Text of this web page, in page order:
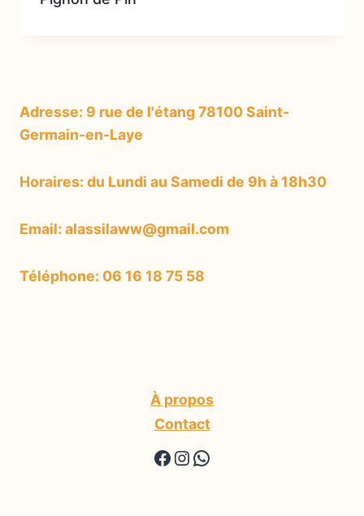
Adresse: 9 rue de l'étang 78100 Saint-
Germain-en-Laye
Horaires: du Lundi au Samedi de 9h à 18h30
Email: alassilaww@gmail.com
Téléphone: 06 16 18 75 58
À propos
Contact
https://
https://
WhatsApp